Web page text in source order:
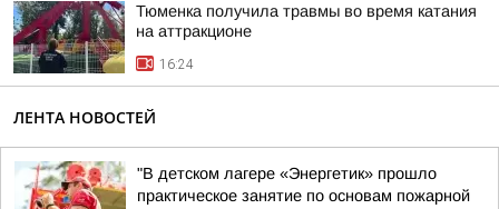
Тюменка получила травмы во время катания
на аттракционе
16:24
ЛЕНТА НОВОСТЕЙ
"В детском лагере «Энергетик» прошло
практическое занятие по основам пожарной